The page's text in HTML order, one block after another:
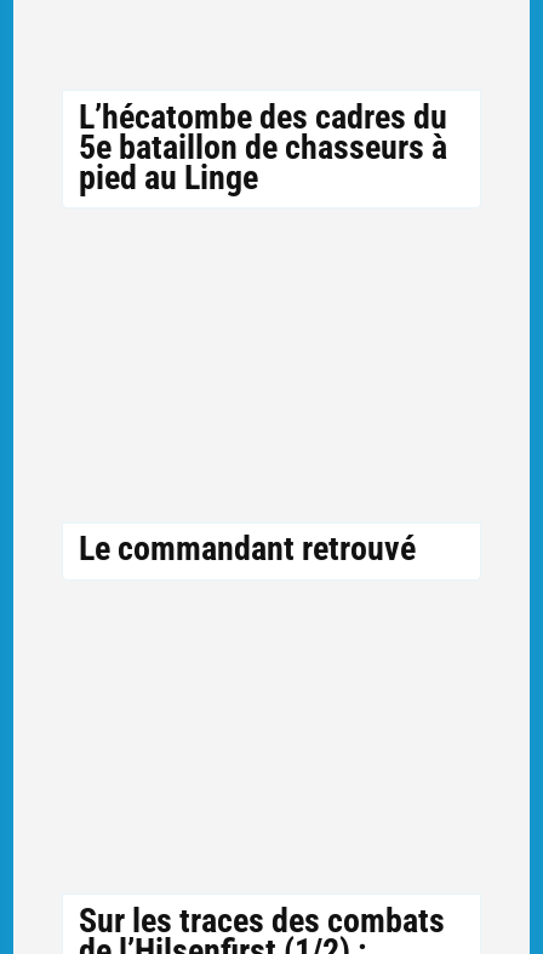
L’hécatombe des cadres du
5e bataillon de chasseurs à
pied au Linge
Le commandant retrouvé
Sur les traces des combats